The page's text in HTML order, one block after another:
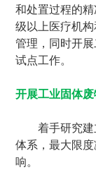
和处置过程的
级以上医疗机
管理，同时开
试点工作。
开展工业固体
着手研究建
体系，最大限
响。